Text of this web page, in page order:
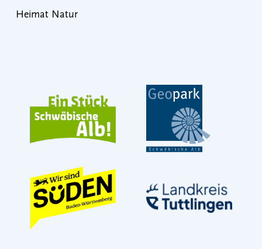
Heimat Natur